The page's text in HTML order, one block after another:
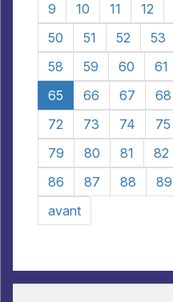
9
10 11 12
50
51 52 53
58
59 60 61
65
66 67 68
72
73 74 75
79
80 81 82
86
87 88 89
avant